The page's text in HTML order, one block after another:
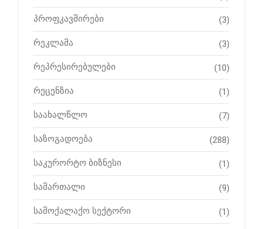
პროფკავშირები (3)
რეკლამა (3)
რეპრესირებულები (10)
რეცენზია (1)
საახალწლო (7)
საზოგადოება (288)
საკურორტო ბიზნესი (1)
სამართალი (9)
სამოქალაქო სექტორი (1)